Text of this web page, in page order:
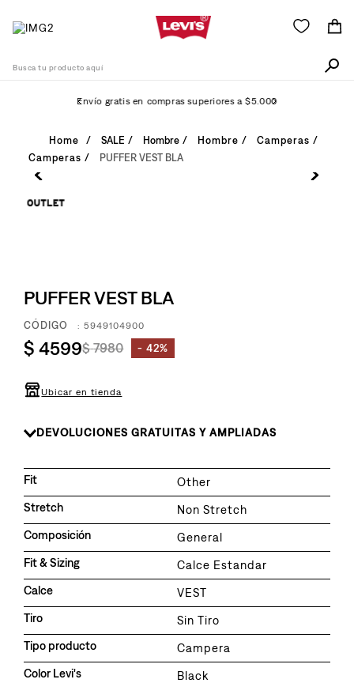
Envío gratis en compras superiores a $5.000
SALE Hombre Camperas
PUFFER
VEST BLA
PUFFER VEST BLA
:5949104900
$ 4599$ 7980 42%
Ubicar en tienda
DEVOLUCIONES GRATUITAS Y AMPLIADAS
Fit
Other
Stretch
Non Stretch
Composición
General
Fit & Sizing
Calce Estandar
Calce
VEST
Tiro
Sin Tiro
Tipo producto
Campera
Color Levi's
Black
Términos Más Buscados
505
. 510
. campera
. baggy